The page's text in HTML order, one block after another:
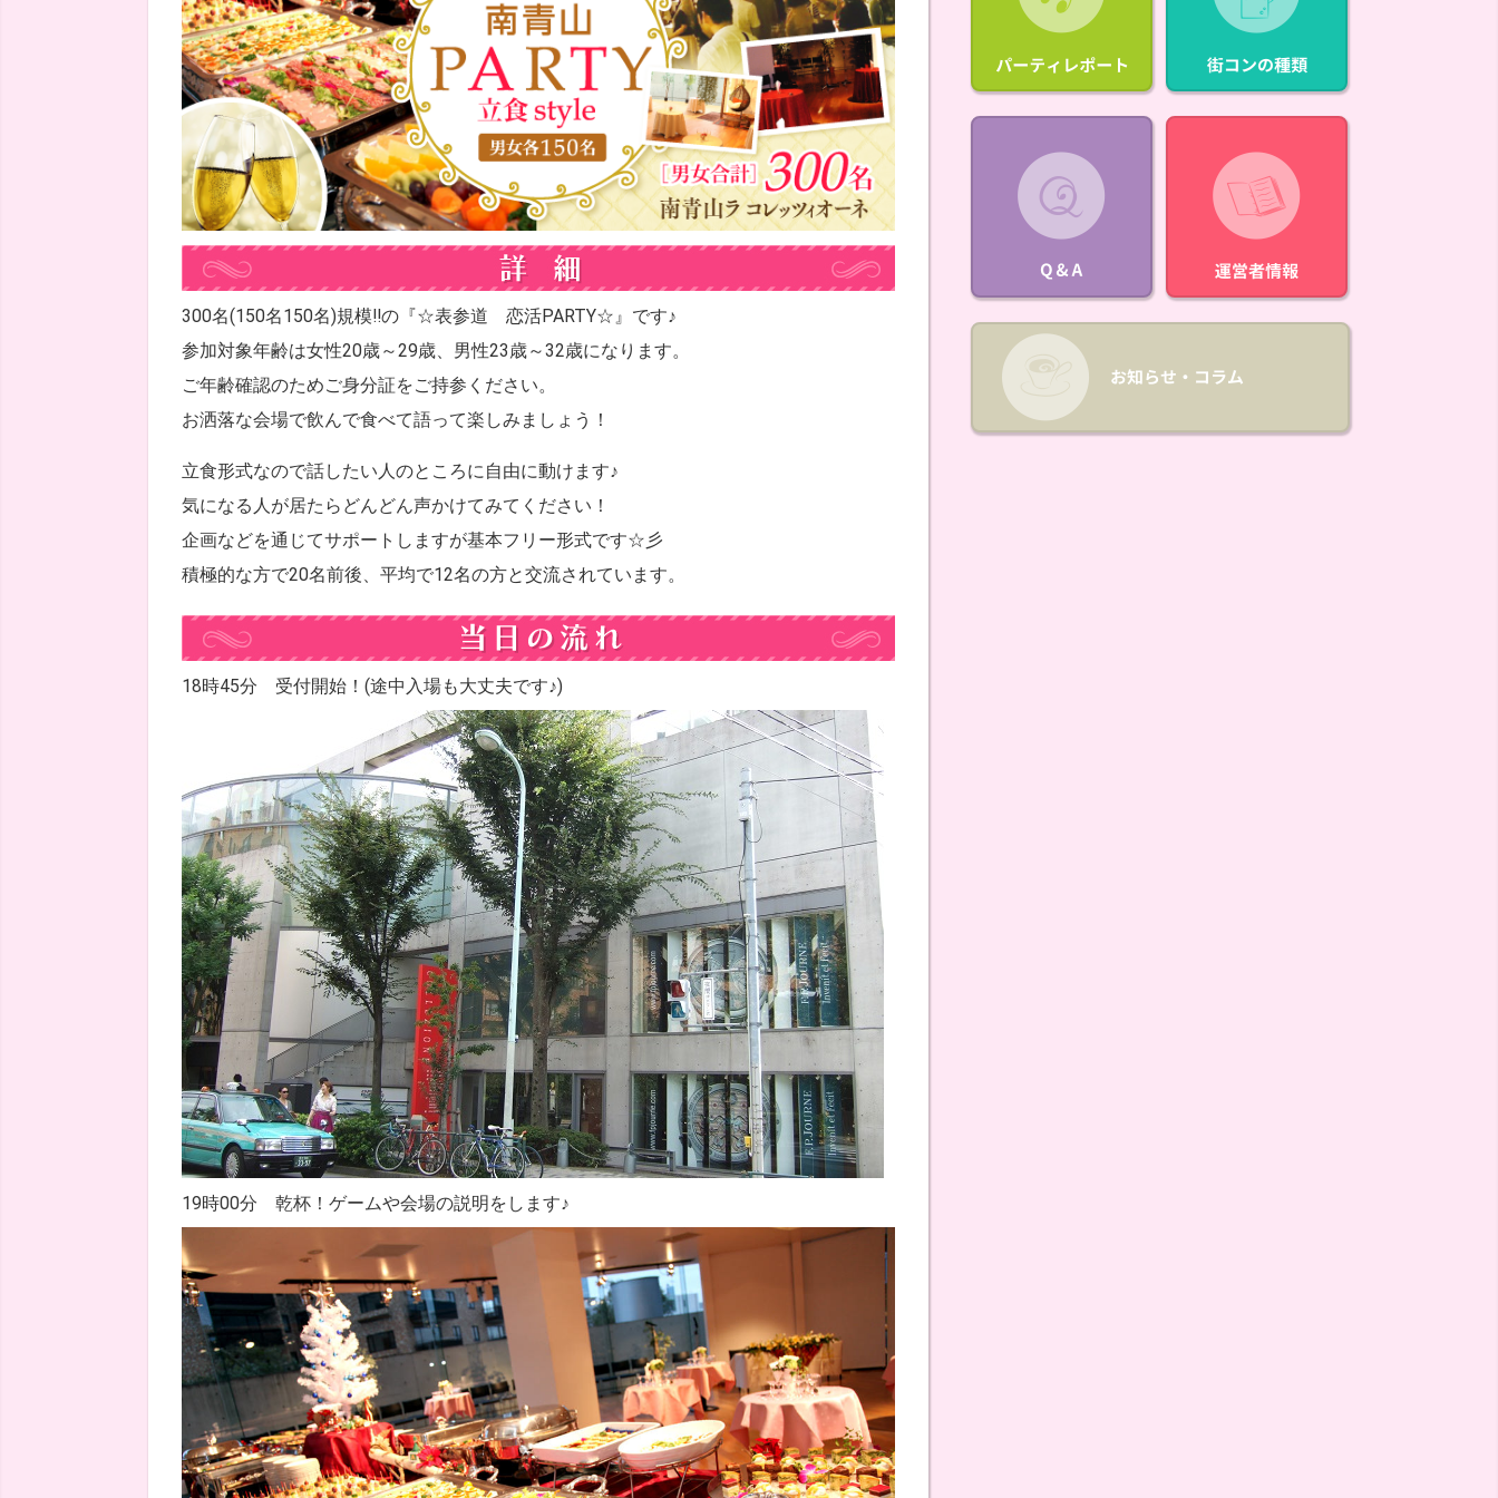
300名(150名150名)規模!!の『☆表参道 恋活PARTY☆』です♪
参加対象年齢は女性20歳～29歳、男性23歳～32歳になります。
ご年齢確認のためご身分証をご持参ください。
お洒落な会場で飲んで食べて語って楽しみましょう！
立食形式なので話したい人のところに自由に動けます♪
気になる人が居たらどんどん声かけてみてください！
企画などを通じてサポートしますが基本フリー形式です☆彡
積極的な方で20名前後、平均で12名の方と交流されています。
18時45分 受付開始！(途中入場も大丈夫です♪)
19時00分 乾杯！ゲームや会場の説明をします♪